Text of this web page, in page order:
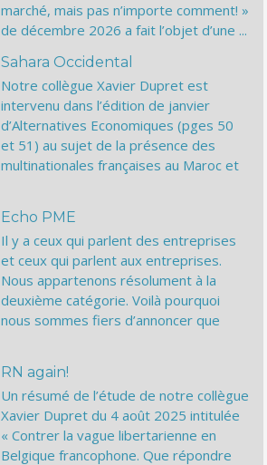
marché, mais pas n’importe comment! »
de décembre 2026 a fait l’objet d’une ...
Sahara Occidental
Notre collègue Xavier Dupret est
intervenu dans l’édition de janvier
d’Alternatives Economiques (pges 50
et 51) au sujet de la présence des
multinationales françaises au Maroc et
Echo PME
Il y a ceux qui parlent des entreprises
et ceux qui parlent aux entreprises.
Nous appartenons résolument à la
deuxième catégorie. Voilà pourquoi
nous sommes fiers d’annoncer que
RN again!
Un résumé de l’étude de notre collègue
Xavier Dupret du 4 août 2025 intitulée
« Contrer la vague libertarienne en
Belgique francophone. Que répondre